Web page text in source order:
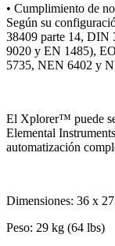
• Cumplimiento de
Según su
38409 parte 14, DIN
9020 y EN 1485),
5735, NEN 6402 y
El Xplorer™ puede
Elemental
automatización
Dimensiones: 36 x
Peso: 29 kg (64 lbs)